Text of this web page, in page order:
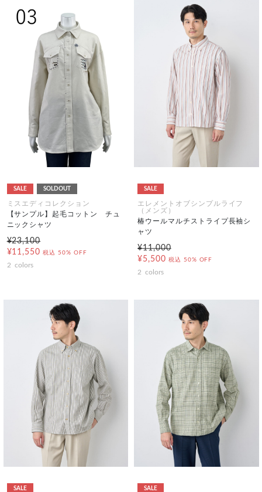
SALE SOLDOUT
ミスエディコレクション
【サンプル】起毛コットン チュ
ニックシャツ
¥23,100
¥11,550 税込 50% OFF
2 colors
SALE
エレメントオブシンプルライフ
（メンズ）
椿ウールマルチストライプ長袖シ
ャツ
¥11,000
¥5,500 税込 50% OFF
2 colors
SALE SALE